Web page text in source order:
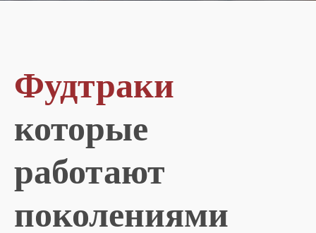
Фудтраки
которые
работают
поколениями